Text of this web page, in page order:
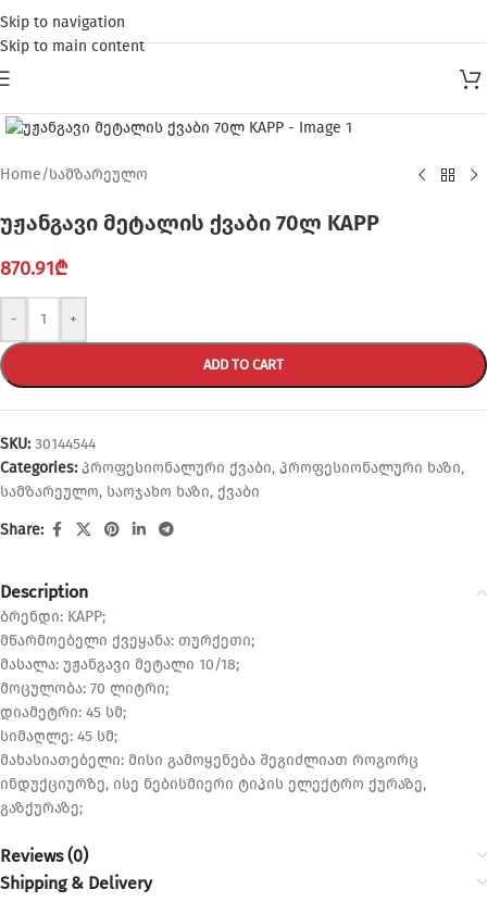
Skip to navigation
Skip to main content
Home/სამზარეულო
უჟანგავი მეტალის ქვაბი 70ლ KAPP
870.91₾
- +
ADD TO CART
SKU:30144544
Categories: პროფესიონალური ქვაბი, პროფესიონალური ხაზი,
სამზარეულო, საოჯახო ხაზი, ქვაბი
Share:
Description
ბრენდი: KAPP;
მწარმოებელი ქვეყანა: თურქეთი;
მასალა: უჟანგავი მეტალი 10/18;
მოცულობა: 70 ლიტრი;
დიამეტრი: 45 სმ;
სიმაღლე: 45 სმ;
მახასიათებელი: მისი გამოყენება შეგიძლიათ როგორც
ინდუქციურზე, ისე ნებისმიერი ტიპის ელექტრო ქურაზე,
გაზქურაზე;
Reviews (0)
Shipping & Delivery